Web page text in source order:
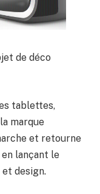
de déco
tablettes,
marque
et retourne
lançant le
et design.